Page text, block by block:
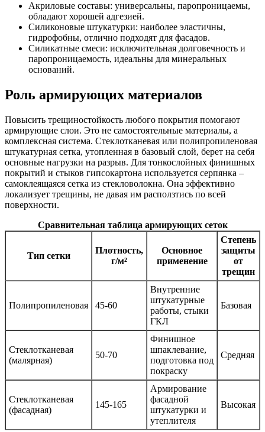
Акриловые составы: универсальны, паропроницаемы,
обладают хорошей адгезией.
Силиконовые штукатурки: наиболее эластичны,
гидрофобны, отлично подходят для фасадов.
Силикатные смеси: исключительная долговечность и
паропроницаемость, идеальны для минеральных
оснований.
Роль армирующих материалов
Повысить трещиностойкость любого покрытия помогают
армирующие слои. Это не самостоятельные материалы, а
комплексная система. Стеклотканевая или полипропиленовая
штукатурная сетка, утопленная в базовый слой, берет на себя
основные нагрузки на разрыв. Для тонкослойных финишных
покрытий и стыков гипсокартона используется серпянка –
самоклеящаяся сетка из стекловолокна. Она эффективно
локализует трещины, не давая им расползтись по всей
поверхности.
Сравнительная таблица армирующих сеток
Тип сетки
Плотность,
г/м²
Основное
применение
Степень
защиты
от
трещин
Полипропиленовая 45-60
Внутренние
штукатурные
работы, стыки
ГКЛ
Базовая
Стеклотканевая
(малярная)
50-70
Финишное
шпаклевание,
подготовка под
покраску
Средняя
Стеклотканевая
(фасадная)
145-165
Армирование
фасадной
штукатурки и
утеплителя
Высокая